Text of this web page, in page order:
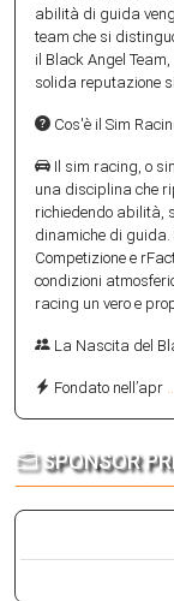
abilità di guida
team che si
il Black Angel
solida reputazione
Cos'è il Sim
Il sim racing, o
una disciplina che
richiedendo abilità,
dinamiche di guida.
Competizione e
condizioni
racing un vero e
La Nascita del
Fondato nell’apr
SPONSOR